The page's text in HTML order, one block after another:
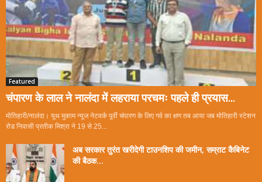
Featured
चंपारण के लाल ने नालंदा में लहराया परचमः पहले ही प्रयास...
मोतिहारी/नालंदा। यूथ मुकाम न्यूज नेटवर्क पूर्वी चंपारण के लिए गर्व का क्षण तब आया जब मोतिहारी स्टेशन
रोड निवासी प्रतीक मिश्रा ने 19 से 25...
अब सरकार तुरंत खरीदेगी टाउनशिप की जमीन, सम्राट कैबिनेट
की बैठक...